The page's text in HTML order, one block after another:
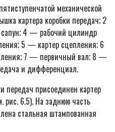
механической
картера коробки передач; 2
4 — рабочий цилиндр
5 — картер сцепления; 6
7 — первичный вал; 8 —
и дифференциал.
передач присоединен картер
рис. 6.5). На заднюю часть
стальная штампованная